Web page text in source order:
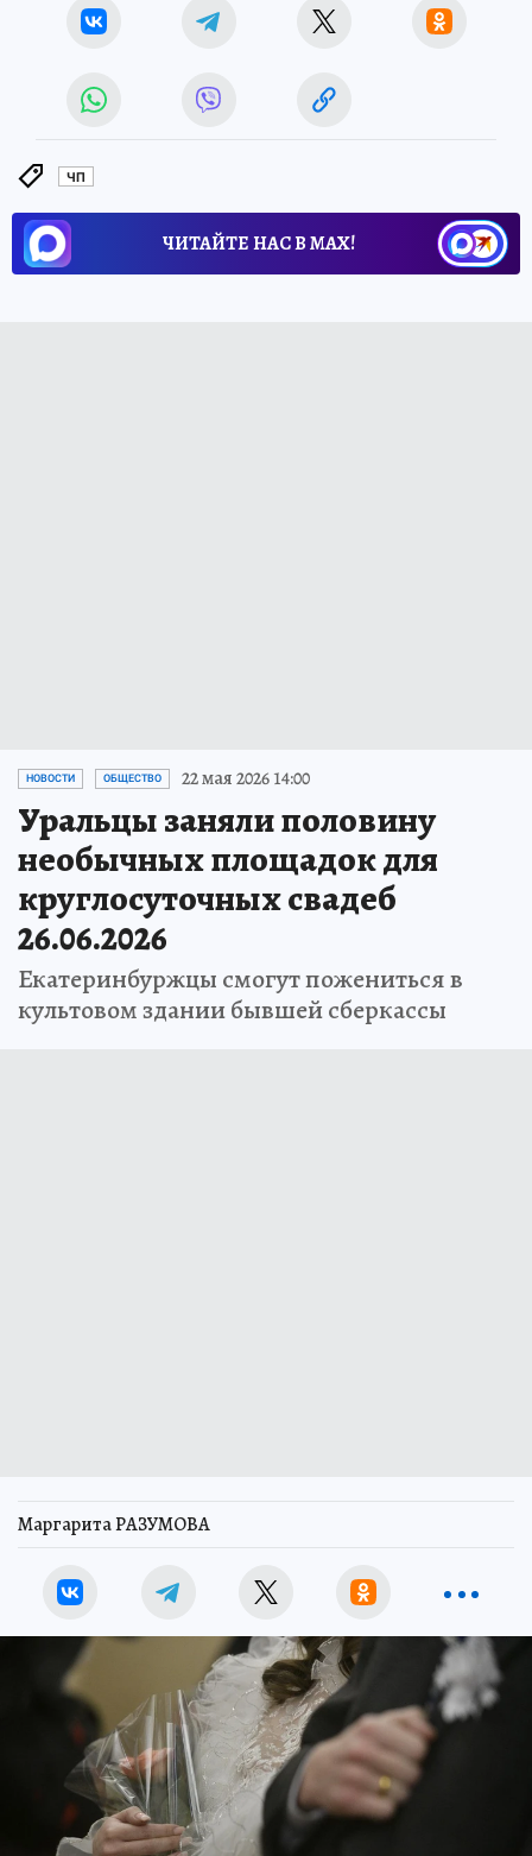
ЧП
ЧИТАЙТЕ НАС В МАХ!
НОВОСТИ ОБЩЕСТВО 22 мая 2026 14:00
Уральцы заняли половину
необычных площадок для
круглосуточных свадеб
26.06.2026
Екатеринбуржцы смогут пожениться в
культовом здании бывшей сберкассы
Маргарита РАЗУМОВА